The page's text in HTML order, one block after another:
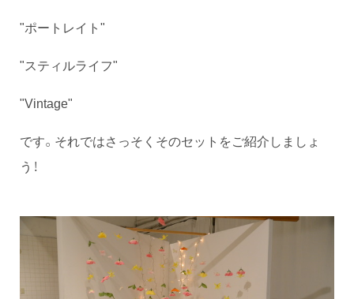
"ポートレイト"
"スティルライフ"
"Vintage"
です。それではさっそくそのセットをご紹介しましょ
う！